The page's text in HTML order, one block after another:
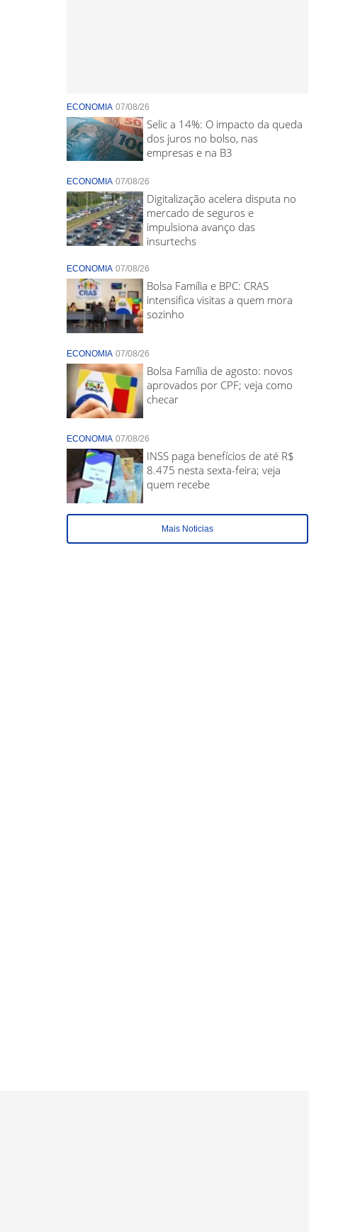
ECONOMIA 07/08/26
Selic a 14%: O impacto da queda
dos juros no bolso, nas
empresas e na B3
ECONOMIA 07/08/26
Digitalização acelera disputa no
mercado de seguros e
impulsiona avanço das
insurtechs
ECONOMIA 07/08/26
Bolsa Família e BPC: CRAS
intensifica visitas a quem mora
sozinho
ECONOMIA 07/08/26
Bolsa Família de agosto: novos
aprovados por CPF; veja como
checar
ECONOMIA 07/08/26
INSS paga benefícios de até R$
8.475 nesta sexta-feira; veja
quem recebe
Mais Noticias